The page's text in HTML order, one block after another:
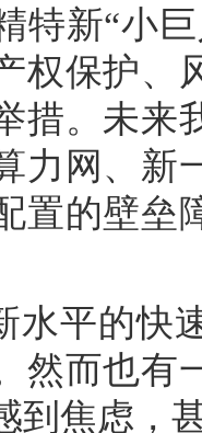
特新“小
权保护、
措。未来
力网、新
置的壁垒
水平的快
然而也有
到焦虑，